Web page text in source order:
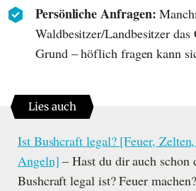
Persönliche Anfragen:
Waldbesitzer/Landbesitzer
Grund – höflich fragen kann
Lies auch
Ist Bushcraft legal? [Feuer,
Angeln] – Hast du dir auch schon
Bushcraft legal ist? Feuer